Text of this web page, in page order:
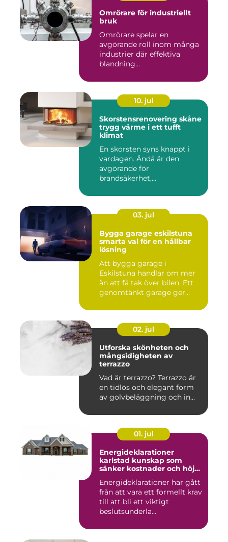
Omrörare för industriellt
bruk
Omrörare spelar en
avgörande roll inom många
industrier där effektiva
blandning...
10. jul
Skorstensrenovering skåne
trygg värme i ett tufft
klimat
En skorsten syns knappt i
vardagen. Ändå är den
avgörande för
brandsäkerhet,
03. jul
Bygga garage eskilstuna
smarta val för en hållbar
lösning
Att bygga garage i
Eskilstuna handlar om mer
än att få tak över bilen. Ett
genomtänkt garage ger
02. jul
Utforska skönheten och
mångsidigheten av
terrazzo
Vad är terrazzo? Terrazzo är
en tidlös och elegant form
av golvbeläggning och in...
01. jul
Energideklarationer
karlstad kunskap som
sänker kostnader och höjer
Energideklarationer har gått
från att vara ett formellt krav
till att bli ett viktigt
beslutsunderla...